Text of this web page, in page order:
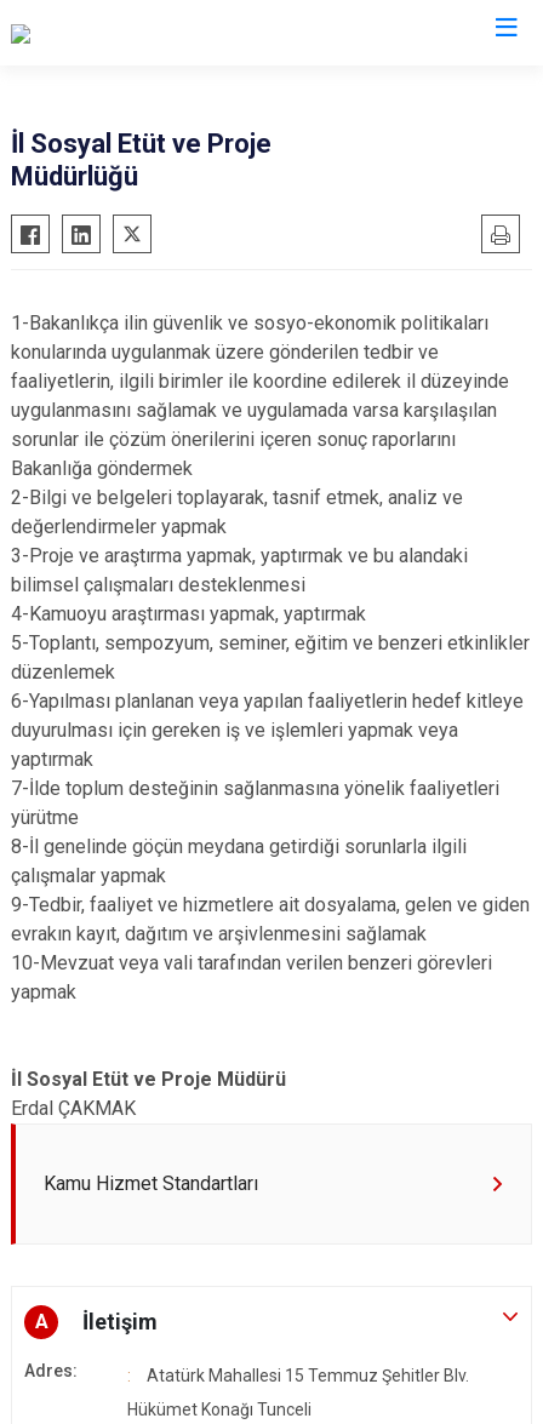
İl Sosyal Etüt ve Proje
Müdürlüğü
1-Bakanlıkça ilin güvenlik ve sosyo-ekonomik politikaları
konularında uygulanmak üzere gönderilen tedbir ve
faaliyetlerin, ilgili birimler ile koordine edilerek il düzeyinde
uygulanmasını sağlamak ve uygulamada varsa karşılaşılan
sorunlar ile çözüm önerilerini içeren sonuç raporlarını
Bakanlığa göndermek
2-Bilgi ve belgeleri toplayarak, tasnif etmek, analiz ve
değerlendirmeler yapmak
3-Proje ve araştırma yapmak, yaptırmak ve bu alandaki
bilimsel çalışmaları desteklenmesi
4-Kamuoyu araştırması yapmak, yaptırmak
5-Toplantı, sempozyum, seminer, eğitim ve benzeri etkinlikler
düzenlemek
6-Yapılması planlanan veya yapılan faaliyetlerin hedef kitleye
duyurulması için gereken iş ve işlemleri yapmak veya
yaptırmak
7-İlde toplum desteğinin sağlanmasına yönelik faaliyetleri
yürütme
8-İl genelinde göçün meydana getirdiği sorunlarla ilgili
çalışmalar yapmak
9-Tedbir, faaliyet ve hizmetlere ait dosyalama, gelen ve giden
evrakın kayıt, dağıtım ve arşivlenmesini sağlamak
10-Mevzuat veya vali tarafından verilen benzeri görevleri
yapmak
İl Sosyal Etüt ve Proje Müdürü
Erdal ÇAKMAK
Kamu Hizmet Standartları
A İletişim
Adres:
Atatürk Mahallesi 15 Temmuz Şehitler Blv.
Hükümet Konağı Tunceli